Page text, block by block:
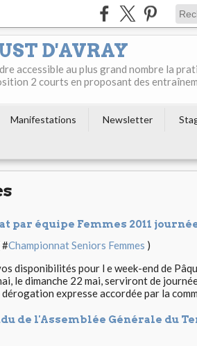
D'AVRAY
accessible au plus grand nombre la
2 courts en proposant des
Manifestations Newsletter
par équipe Femmes 2011
#Championnat Seniors Femmes )
disponibilités pour l e week-end de
le dimanche 22 mai, serviront de
expresse accordée par la
de l'Assemblée Générale du